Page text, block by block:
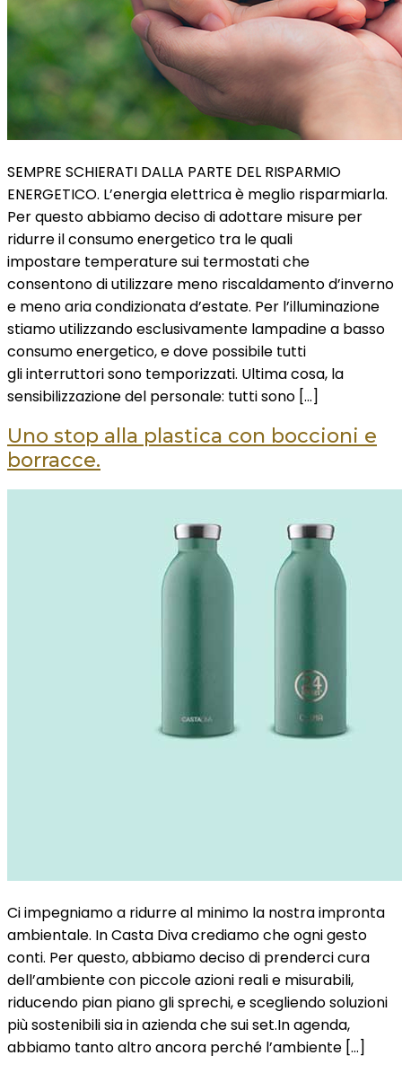
SEMPRE SCHIERATI DALLA PARTE DEL RISPARMIO
ENERGETICO.​ L’energia elettrica è meglio risparmiarla.
Per questo abbiamo deciso di adottare misure per
ridurre il consumo energetico tra le quali
impostare temperature sui termostati che
consentono di utilizzare meno riscaldamento d’inverno
e meno aria condizionata d’estate. Per l’illuminazione
stiamo utilizzando esclusivamente lampadine a basso
consumo energetico, e dove possibile tutti
gli interruttori sono temporizzati. Ultima cosa, la
sensibilizzazione del personale: tutti sono […]
Uno stop alla plastica con boccioni e
borracce.
Ci impegniamo a ridurre al minimo la nostra impronta
ambientale. In Casta Diva crediamo che ogni gesto
conti. Per questo, abbiamo deciso di prenderci cura
dell’ambiente con piccole azioni reali e misurabili,
riducendo pian piano gli sprechi, e scegliendo soluzioni
più sostenibili sia in azienda che sui set.In agenda,
abbiamo tanto altro ancora perché l’ambiente […]